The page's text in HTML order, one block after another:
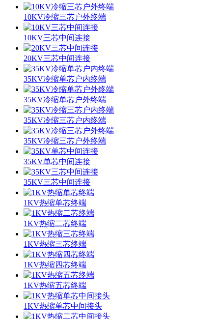
10KV冷缩三芯户外终端
10KV三芯中间连接
20KV三芯中间连接
35KV冷缩单芯户内终端
35KV冷缩单芯户外终端
35KV冷缩三芯户内终端
35KV冷缩三芯户外终端
35KV单芯中间连接
35KV三芯中间连接
1KV热缩单芯终端
1KV热缩二芯终端
1KV热缩三芯终端
1KV热缩四芯终端
1KV热缩五芯终端
1KV热缩单芯中间接头